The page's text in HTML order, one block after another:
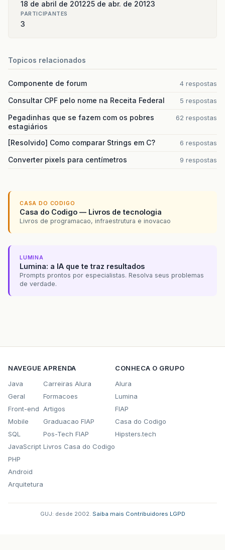
18 de abril de 201225 de abr. de 20123
PARTICIPANTES
3
Topicos relacionados
Componente de forum 4 respostas
Consultar CPF pelo nome na Receita Federal 5 respostas
Pegadinhas que se fazem com os pobres
estagiários
62 respostas
[Resolvido] Como comparar Strings em C? 6 respostas
Converter pixels para centímetros 9 respostas
CASA DO CODIGO
Casa do Codigo — Livros de tecnologia
Livros de programacao, infraestrutura e inovacao
LUMINA
Lumina: a IA que te traz resultados
Prompts prontos por especialistas. Resolva seus problemas
de verdade.
NAVEGUE
Java
Geral
Front-end
Mobile
SQL
JavaScript
PHP
Android
Arquitetura
APRENDA
Carreiras Alura
Formacoes
Artigos
Graduacao FIAP
Pos-Tech FIAP
Livros Casa do Codigo
CONHECA O GRUPO
Alura
Lumina
FIAP
Casa do Codigo
Hipsters.tech
GUJ: desde 2002. Saiba mais Contribuidores LGPD